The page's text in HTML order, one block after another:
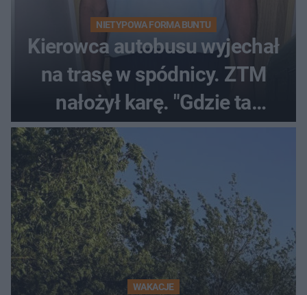
NIETYPOWA FORMA BUNTU
Kierowca autobusu wyjechał
na trasę w spódnicy. ZTM
nałożył karę. "Gdzie ta
tolerancja?"
WAKACJE